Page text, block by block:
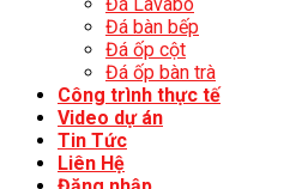
Đá bàn bếp
Đá ốp cột
Đá ốp bàn trà
Công trình thực tế
Video dự án
Tin Tức
Liên Hệ